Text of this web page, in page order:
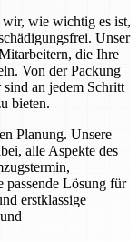
wie wichtig es ist,
Unser
die Ihre
Von der Packung
an jedem Schritt
bieten.
Planung. Unsere
alle Aspekte des
Lösung für
erstklassige